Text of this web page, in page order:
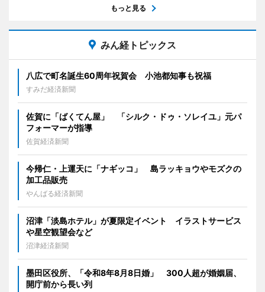
もっと見る
みん経トピックス
八広で町名誕生60周年祝賀会 小池都知事も祝福
すみだ経済新聞
佐賀に「ばくてん屋」 「シルク・ドゥ・ソレイユ」元パ
フォーマーが指導
佐賀経済新聞
今帰仁・上運天に「ナギッコ」 島ラッキョウやモズクの
加工品販売
やんばる経済新聞
沼津「淡島ホテル」が夏限定イベント イラストサービス
や星空観望会など
沼津経済新聞
墨田区役所、「令和8年8月8日婚」 300人超が婚姻届、
開庁前から長い列